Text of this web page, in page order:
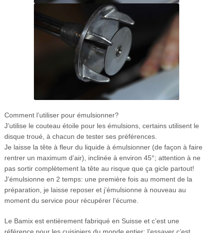
Comment l’utiliser pour émulsionner?
J’utilise le couteau étoile pour les émulsions, certains utilisent le
disque troué, à chacun de tester ses préférences.
Je laisse la tête à fleur du liquide à émulsionner (de façon à faire
rentrer un maximum d’air), inclinée à environ 45°; attention à ne
pas sortir complètement la tête au risque que ça gicle partout!
J’émulsionne en 2 temps: une première fois au moment de la
préparation, je laisse reposer et j’émulsionne à nouveau au
moment du service pour récupérer l’écume.
Le Bamix est entièrement fabriqué en Suisse et c’est une